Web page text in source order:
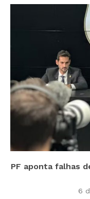
PF aponta falhas
6